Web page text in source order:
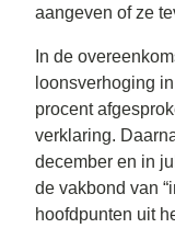
aangeven of ze
In de
loonsverhoging
procent
verklaring.
december en in
de vakbond van
hoofdpunten uit